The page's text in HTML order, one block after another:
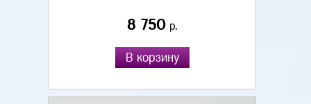
8 750р.
В корзину